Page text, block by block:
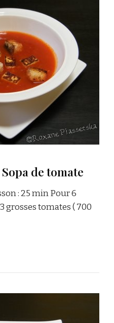
de tomate
: 25 min Pour 6
grosses tomates ( 700